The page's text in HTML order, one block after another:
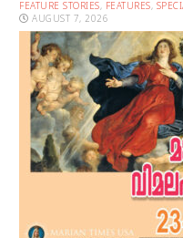
FEATURE STORIES, FEATURES,
AUGUST 7, 2026